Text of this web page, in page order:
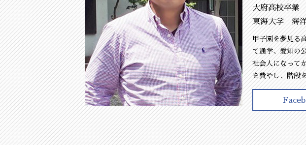
大府高校卒業
東海大学 海
甲子園を夢見る
て通学、愛知の
社会人になって
を費やし、階段